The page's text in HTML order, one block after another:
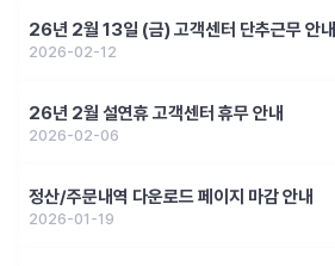
26년 2월 13일 (금) 고객센터 단추근무 안내
2026-02-12
26년 2월 설연휴 고객센터 휴무 안내
2026-02-06
정산/주문내역 다운로드 페이지 마감 안내
2026-01-19